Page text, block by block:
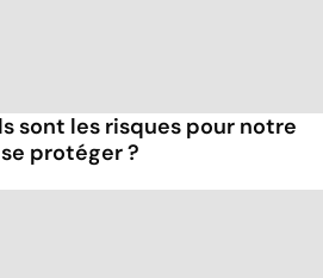
sont les risques pour notre
protéger ?